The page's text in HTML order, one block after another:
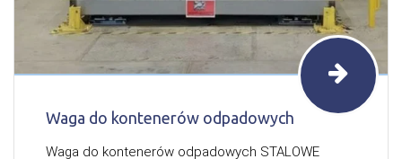
Waga do kontenerów odpadowych
Waga do kontenerów odpadowych STALOWE